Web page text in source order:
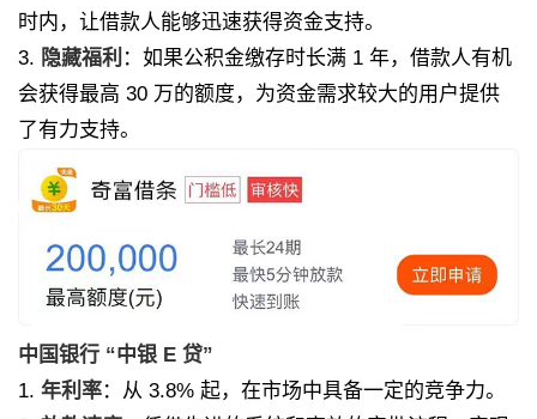
时内，让借款人能够迅速获得资金支持。
3. 隐藏福利 ：如果公积金缴存时长满 1 年，借款人有机
会获得最高 30 万的额度，为资金需求较大的用户提供
了有力支持。
中国银行 “中银 E 贷”
1. 年利率：从 3.8% 起，在市场中具备一定的竞争力。